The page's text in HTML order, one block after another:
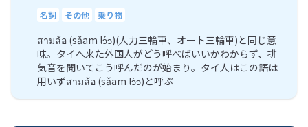
名詞 その他 乗り物
สามล้อ (sǎam lɔ́ɔ)(人力三輪車、オート三輪車)と同じ意
味。タイへ来た外国人がどう呼べばいいかわからず、排
気音を聞いてこう呼んだのが始まり。タイ人はこの語は
用いずสามล้อ (sǎam lɔ́ɔ)と呼ぶ